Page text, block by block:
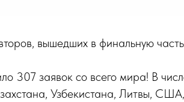
вышедших в финальную
307 заявок со всего мира! В
Узбекистана, Литвы,